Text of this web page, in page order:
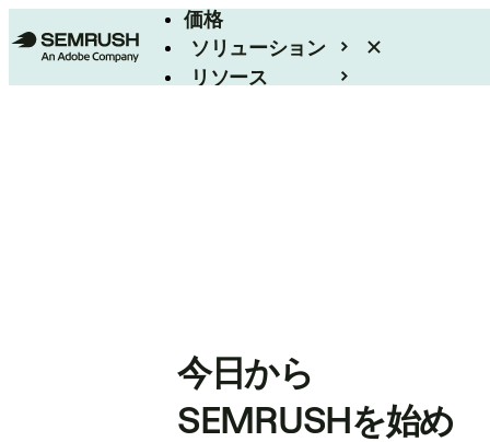
価格
ソリューション
リソース
今日から
SEMRUSHを始め